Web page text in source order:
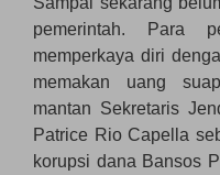
pemerintah. Para
memperkaya diri
memakan uang
mantan Sekretaris
Patrice Rio Capella
korupsi dana Bansos